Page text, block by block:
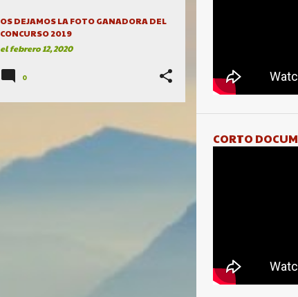
OS DEJAMOS LA FOTO GANADORA DEL
CONCURSO 2019
elfebrero 12, 2020
0
CORTO